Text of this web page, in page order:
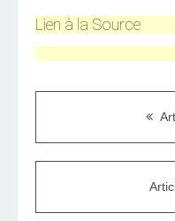
Lien à la Source